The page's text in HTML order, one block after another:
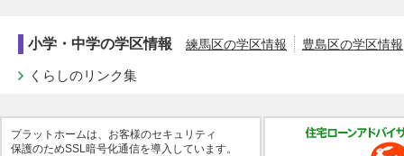
小学・中学の学区情報 練馬区の学区情報 豊島区の学区情報
くらしのリンク集
プラットホームは、お客様のセキュリティ
保護のためSSL暗号化通信を導入しています。